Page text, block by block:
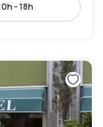
- 18h